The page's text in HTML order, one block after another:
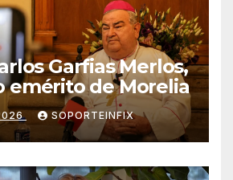
Garfias Merlos,
emérito de Morelia
SOPORTEINFIX